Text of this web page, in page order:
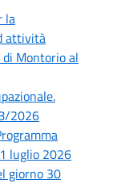
la
attività
Montorio al
2026
luglio 2026
giorno 30